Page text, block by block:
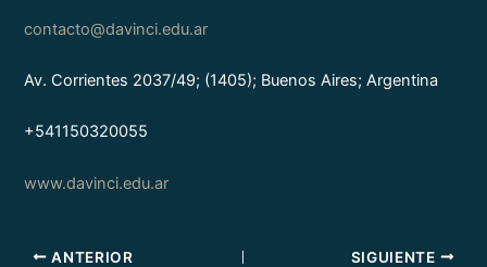
contacto@davinci.edu.ar
Av. Corrientes 2037/49; (1405); Buenos Aires; Argentina
+541150320055
www.davinci.edu.ar
ANTERIOR SIGUIENTE